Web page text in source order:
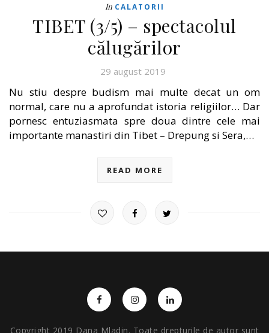
In CALATORII
TIBET (3/5) – spectacolul
călugărilor
29 august 2019
Nu stiu despre budism mai multe decat un om
normal, care nu a aprofundat istoria religiilor… Dar
pornesc entuziasmata spre doua dintre cele mai
importante manastiri din Tibet – Drepung si Sera,…
READ MORE
Copyright 2019 Dana Mladin. Toate drepturile de autor sunt